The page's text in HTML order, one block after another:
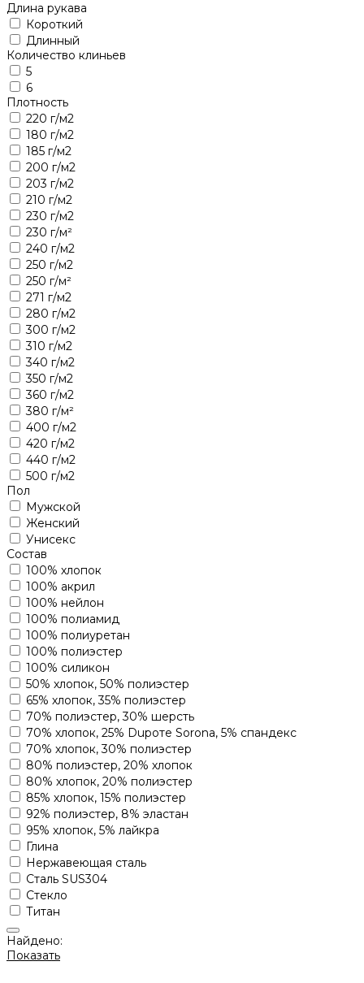
Длина рукава
Короткий
Длинный
Количество клиньев
5
6
Плотность
220 г/м2
180 г/м2
185 г/м2
200 г/м2
203 г/м2
210 г/м2
230 г/м2
230 г/м²
240 г/м2
250 г/м2
250 г/м²
271 г/м2
280 г/м2
300 г/м2
310 г/м2
340 г/м2
350 г/м2
360 г/м2
380 г/м²
400 г/м2
420 г/м2
440 г/м2
500 г/м2
Пол
Мужской
Женский
Унисекс
Состав
100% хлопок
100% акрил
100% нейлон
100% полиамид
100% полиуретан
100% полиэстер
100% силикон
50% хлопок, 50% полиэстер
65% хлопок, 35% полиэстер
70% полиэстер, 30% шерсть
70% хлопок, 25% Dupoте Sorona, 5% спандекс
70% хлопок, 30% полиэстер
80% полиэстер, 20% хлопок
80% хлопок, 20% полиэстер
85% хлопок, 15% полиэстер
92% полиэстер, 8% эластан
95% хлопок, 5% лайкра
Глина
Нержавеющая сталь
Сталь SUS304
Стекло
Титан
Найдено:
Показать